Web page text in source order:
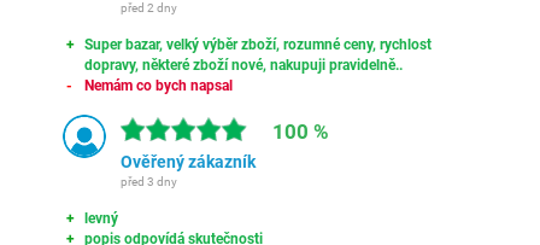
před 2 dny
Super bazar, velký výběr zboží, rozumné ceny, rychlost
dopravy, některé zboží nové, nakupuji pravidelně..
Nemám co bych napsal
100 %
Ověřený zákazník
před 3 dny
levný
popis odpovídá skutečnosti